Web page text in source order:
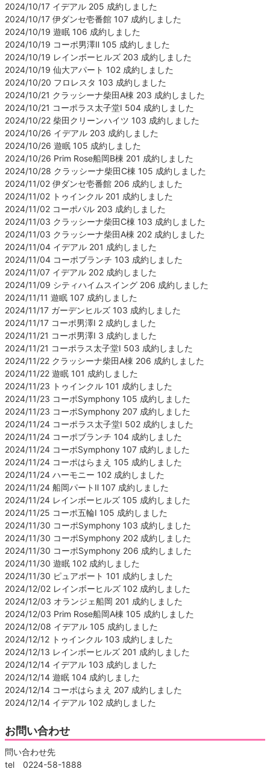
2024/10/17 イデアル 205 成約しました
2024/10/17 伊ダンセ壱番館 107 成約しました
2024/10/19 遊眠 106 成約しました
2024/10/19 コーポ男澤Ⅱ 105 成約しました
2024/10/19 レインボーヒルズ 203 成約しました
2024/10/19 仙大アパート 102 成約しました
2024/10/20 フロレスタ 103 成約しました
2024/10/21 クラッシーナ柴田A棟 203 成約しました
2024/10/21 コーポラス太子堂Ⅰ 504 成約しました
2024/10/22 柴田クリーンハイツ 103 成約しました
2024/10/26 イデアル 203 成約しました
2024/10/26 遊眠 105 成約しました
2024/10/26 Prim Rose船岡B棟 201 成約しました
2024/10/28 クラッシーナ柴田C棟 105 成約しました
2024/11/02 伊ダンセ壱番館 206 成約しました
2024/11/02 トゥインクル 201 成約しました
2024/11/02 コーポパル 203 成約しました
2024/11/03 クラッシーナ柴田C棟 103 成約しました
2024/11/03 クラッシーナ柴田A棟 202 成約しました
2024/11/04 イデアル 201 成約しました
2024/11/04 コーポブランチ 103 成約しました
2024/11/07 イデアル 202 成約しました
2024/11/09 シティハイムスイング 206 成約しました
2024/11/11 遊眠 107 成約しました
2024/11/17 ガーデンヒルズ 103 成約しました
2024/11/17 コーポ男澤Ⅰ 2 成約しました
2024/11/21 コーポ男澤Ⅰ 3 成約しました
2024/11/21 コーポラス太子堂Ⅰ 503 成約しました
2024/11/22 クラッシーナ柴田A棟 206 成約しました
2024/11/22 遊眠 101 成約しました
2024/11/23 トゥインクル 101 成約しました
2024/11/23 コーポSymphony 105 成約しました
2024/11/23 コーポSymphony 207 成約しました
2024/11/24 コーポラス太子堂Ⅰ 502 成約しました
2024/11/24 コーポブランチ 104 成約しました
2024/11/24 コーポSymphony 107 成約しました
2024/11/24 コーポはらまえ 105 成約しました
2024/11/24 ハーモニー 102 成約しました
2024/11/24 船岡パートⅡ 107 成約しました
2024/11/24 レインボーヒルズ 105 成約しました
2024/11/25 コーポ五輪Ⅰ 105 成約しました
2024/11/30 コーポSymphony 103 成約しました
2024/11/30 コーポSymphony 202 成約しました
2024/11/30 コーポSymphony 206 成約しました
2024/11/30 遊眠 102 成約しました
2024/11/30 ピュアポート 101 成約しました
2024/12/02 レインボーヒルズ 102 成約しました
2024/12/03 オランジェ船岡 201 成約しました
2024/12/03 Prim Rose船岡A棟 105 成約しました
2024/12/08 イデアル 105 成約しました
2024/12/12 トゥインクル 103 成約しました
2024/12/13 レインボーヒルズ 201 成約しました
2024/12/14 イデアル 103 成約しました
2024/12/14 遊眠 104 成約しました
2024/12/14 コーポはらまえ 207 成約しました
2024/12/14 イデアル 102 成約しました
お問い合わせ
問い合わせ先
tel 0224-58-1888